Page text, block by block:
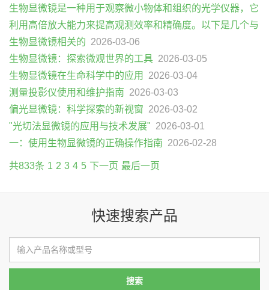
生物显微镜是一种用于观察微小物体和组织的光学仪器，它
利用高倍放大能力来提高观测效率和精确度。以下是几个与
生物显微镜相关的 2026-03-06
生物显微镜：探索微观世界的工具 2026-03-05
生物显微镜在生命科学中的应用
2026-03-04
测量投影仪使用和维护指南 2026-03-03
偏光显微镜：科学探索的新视窗 2026-03-02
"光切法显微镜的应用与技术发展" 2026-03-01
一：使用生物显微镜的正确操作指南 2026-02-28
共833条 1 2 3 4 5 下一页 最后一页
快速搜索产品